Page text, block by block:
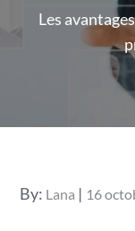
Les
By: Lana
Posted
16